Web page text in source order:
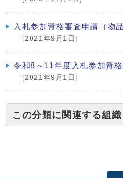
入札参加資格審査申請（物
[2021年9月1日]
令和8～11年度入札参加資格
[2021年9月1日]
この分類に関連する組織